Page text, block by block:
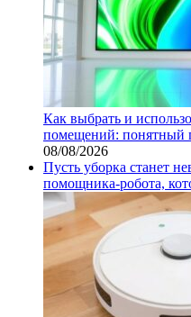
Как выбрать и
помещений: понятный
08/08/2026
Пусть уборка станет
помощника‑робота,